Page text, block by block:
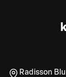
Radisson